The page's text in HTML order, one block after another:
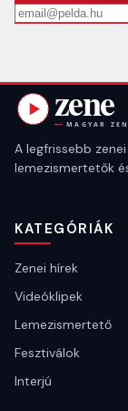
Email cím
A legfrissebb
lemezismertetők
KATEGÓRIÁK
Zenei hírek
Videóklipek
Lemezismertető
Fesztiválok
Interjú